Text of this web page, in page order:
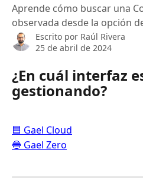
Aprende cómo buscar una
observada desde la opción
Escrito por Raúl Rivera
25 de abril de 2024
¿En cuál interfaz
gestionando?
🟦 Gael Cloud
🔵 Gael Zero